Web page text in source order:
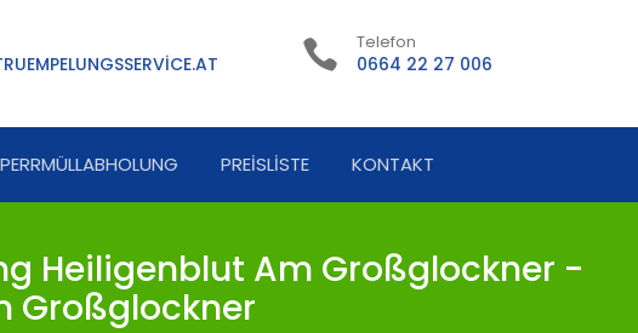
Telefon
0664 22 27 006
PREISLISTE KONTAKT
Heiligenblut Am Großglockner -
Großglockner